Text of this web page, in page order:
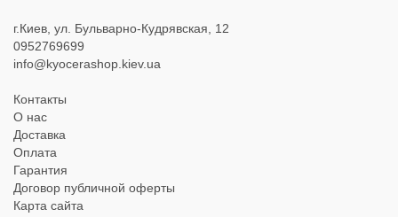
Контакты
О нас
Доставка
Оплата
Гарантия
Договор публичной оферты
Карта сайта
г.Киев, ул. Бульварно-Кудрявская, 12
0952769699
info@kyocerashop.kiev.ua